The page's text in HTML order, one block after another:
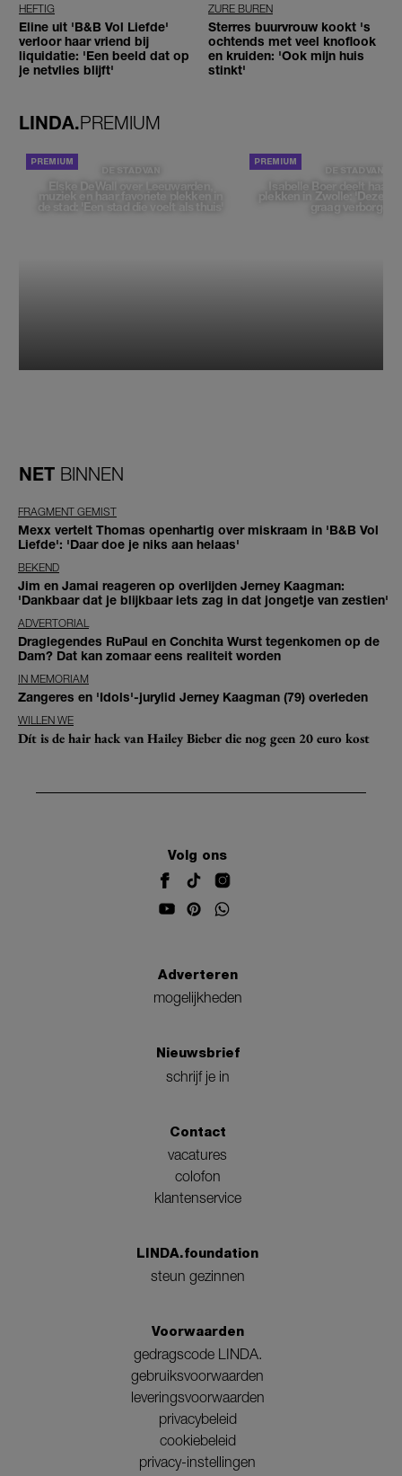
HEFTIG
Eline uit 'B&B Vol Liefde'
verloor haar vriend bij
liquidatie: 'Een beeld dat op
je netvlies blijft'
ZURE BUREN
Sterres buurvrouw kookt 's
ochtends met veel knoflook
en kruiden: 'Ook mijn huis
stinkt'
LINDA.PREMIUM
DE STAD VAN
Elske DeWall over Leeuwarden,
muziek en haar favoriete plekken in
de stad: 'Een stad die voelt als thuis'
DE STAD VAN
Isabelle Boer deelt haar
plekken in Zwolle: 'Deze
graag verborgen'
NET BINNEN
FRAGMENT GEMIST
Mexx vertelt Thomas openhartig over miskraam in 'B&B Vol
Liefde': 'Daar doe je niks aan helaas'
BEKEND
Jim en Jamai reageren op overlijden Jerney Kaagman:
'Dankbaar dat je blijkbaar iets zag in dat jongetje van zestien'
ADVERTORIAL
Draglegendes RuPaul en Conchita Wurst tegenkomen op de
Dam? Dat kan zomaar eens realiteit worden
IN MEMORIAM
Zangeres en 'Idols'-jurylid Jerney Kaagman (79) overleden
WILLEN WE
Dít is de hair hack van Hailey Bieber die nog geen 20 euro kost
Volg ons
Adverteren
mogelijkheden
Nieuwsbrief
schrijf je in
Contact
vacatures
colofon
klantenservice
LINDA.foundation
steun gezinnen
Voorwaarden
gedragscode LINDA.
gebruiksvoorwaarden
leveringsvoorwaarden
privacybeleid
cookiebeleid
privacy-instellingen